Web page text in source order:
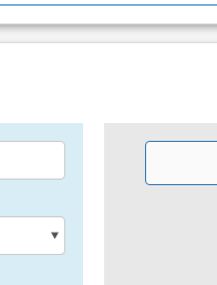
Mini-Golf,